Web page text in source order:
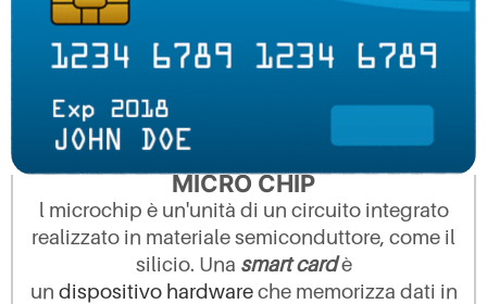
MICRO CHIP
l microchip è un'unità di un circuito integrato
realizzato in materiale semiconduttore, come il
silicio. Una smart cardè
un dispositivo hardwareche memorizza dati in